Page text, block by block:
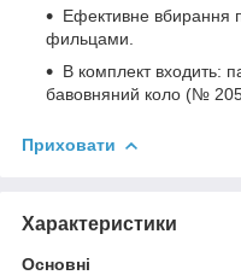
Ефективне вбирання
фильцами.
В комплект входить:
бавовняний коло (№
Приховати
Характеристики
Основні